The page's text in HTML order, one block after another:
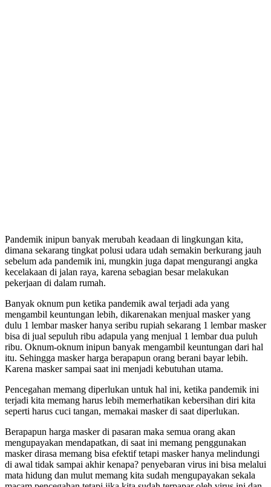
Pandemik inipun banyak merubah keadaan di lingkungan kita,
dimana sekarang tingkat polusi udara udah semakin berkurang jauh
sebelum ada pandemik ini, mungkin juga dapat mengurangi angka
kecelakaan di jalan raya, karena sebagian besar melakukan
pekerjaan di dalam rumah.
Banyak oknum pun ketika pandemik awal terjadi ada yang
mengambil keuntungan lebih, dikarenakan menjual masker yang
dulu 1 lembar masker hanya seribu rupiah sekarang 1 lembar masker
bisa di jual sepuluh ribu adapula yang menjual 1 lembar dua puluh
ribu. Oknum-oknum inipun banyak mengambil keuntungan dari hal
itu. Sehingga masker harga berapapun orang berani bayar lebih.
Karena masker sampai saat ini menjadi kebutuhan utama.
Pencegahan memang diperlukan untuk hal ini, ketika pandemik ini
terjadi kita memang harus lebih memerhatikan kebersihan diri kita
seperti harus cuci tangan, memakai masker di saat diperlukan.
Berapapun harga masker di pasaran maka semua orang akan
mengupayakan mendapatkan, di saat ini memang penggunakan
masker dirasa memang bisa efektif tetapi masker hanya melindungi
di awal tidak sampai akhir kenapa? penyebaran virus ini bisa melalui
mata hidung dan mulut memang kita sudah mengupayakan sekala